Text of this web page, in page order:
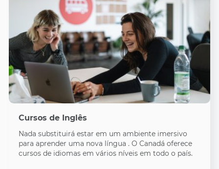
Cursos de Inglês
Nada substituirá estar em um ambiente imersivo
para aprender uma nova língua . O Canadá oferece
cursos de idiomas em vários níveis em todo o país.